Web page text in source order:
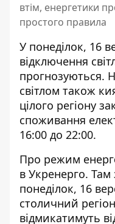
втім, енергетики
простого правила
У понеділок, 16
відключення
прогнозуються.
світлом також
цілого регіону
споживання
16:00 до 22:00.
Про режим
в Укренерго. Там
понеділок, 16
столичний
відмикатимуть